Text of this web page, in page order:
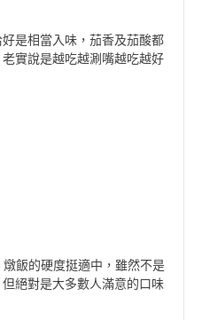
是相當入味，茄香及茄酸都
實說是越吃越涮嘴越吃越好
燉飯的硬度挺適中，雖然不是
絕對是大多數人滿意的口味